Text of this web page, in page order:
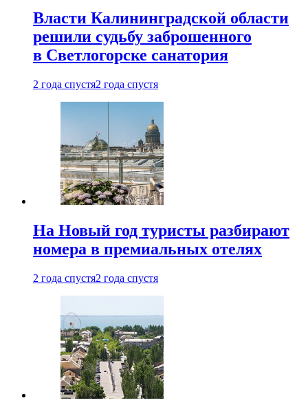
Власти Калининградской области
решили судьбу заброшенного
в Светлогорске санатория
2 года спустя2 года спустя
На Новый год туристы разбирают
номера в премиальных отелях
2 года спустя2 года спустя